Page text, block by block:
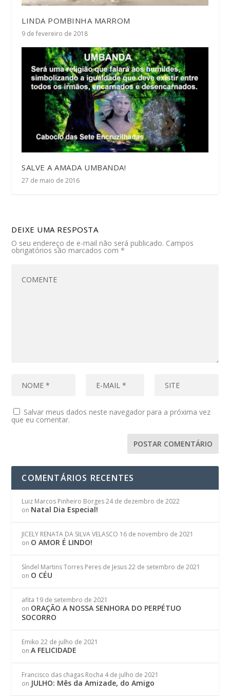
LINDA POMBINHA MARROM
9 de fevereiro de 2018
SALVE A AMADA UMBANDA!
27 de maio de 2016
DEIXE UMA RESPOSTA
O seu endereço de e-mail não será publicado. Campos
obrigatórios são marcados com*
Salvar meus dados neste navegador para a próxima vez
que eu comentar.
COMENTÁRIOS RECENTES
Luiz Marcos Pinheiro Borges 24 de dezembro de 2022
on Natal Dia Especial!
JICELY RENATA DA SILVA VELASCO 16 de novembro de 2021
on O AMOR É LINDO!
Síndel Martins Torres Peres de Jesus 22 de setembro de 2021
on O CÉU
afita 19 de setembro de 2021
on ORAÇÃO A NOSSA SENHORA DO PERPÉTUO
SOCORRO
Emiko 22 de julho de 2021
onA FELICIDADE
Francisco das chagas Rocha 4 de julho de 2021
on JULHO: Mês da Amizade, do Amigo